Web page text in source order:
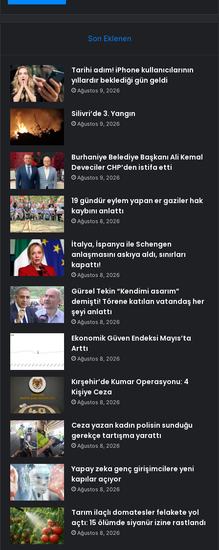
Son Eklenen
Tarihi adım! iPhone kullanıcılarının
yıllardır beklediği gün geldi
Ağustos 9, 2026
Silivri’de 3. Yangın
Ağustos 9, 2026
Burhaniye Belediye Başkanı Ali Kemal
Deveciler CHP’den istifa etti
Ağustos 9, 2026
19 gündür eylem yapan er gaziler hak
kaybını anlattı
Ağustos 8, 2026
İtalya, İspanya ile Schengen
anlaşmasını askıya aldı, sınırları
kapattı!
Ağustos 8, 2026
Gürsel Tekin “Kendimi asarım”
demişti! Törene katılan vatandaş her
şeyi anlattı
Ağustos 8, 2026
Ekonomik Güven Endeksi Mayıs’ta
Arttı
Ağustos 8, 2026
Kırşehir’de Kumar Operasyonu: 4
Kişiye Ceza
Ağustos 8, 2026
Ceza yazan kadın polisin sunduğu
gerekçe tartışma yarattı
Ağustos 8, 2026
Yapay zeka genç girişimcilere yeni
kapılar açıyor
Ağustos 8, 2026
Tarım ilaçlı domatesler felakete yol
açtı: 15 ölümde siyanür izine rastlandı
Ağustos 8, 2026